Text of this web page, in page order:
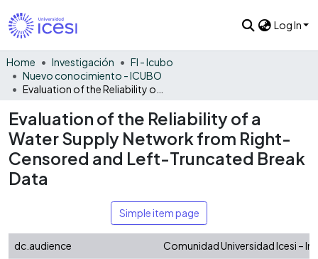
Log In
Home Investigación
FI - Icubo
Nuevo conocimiento - ICUBO
Evaluation of the Reliability of a
Water Supply Network from Right-
Censored and Left-Truncated Break
Data
Simple item page
dc.audience
Comunidad Universidad Icesi –